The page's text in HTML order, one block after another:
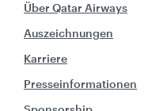
Über Qatar Airways
Auszeichnungen
Karriere
Presseinformationen